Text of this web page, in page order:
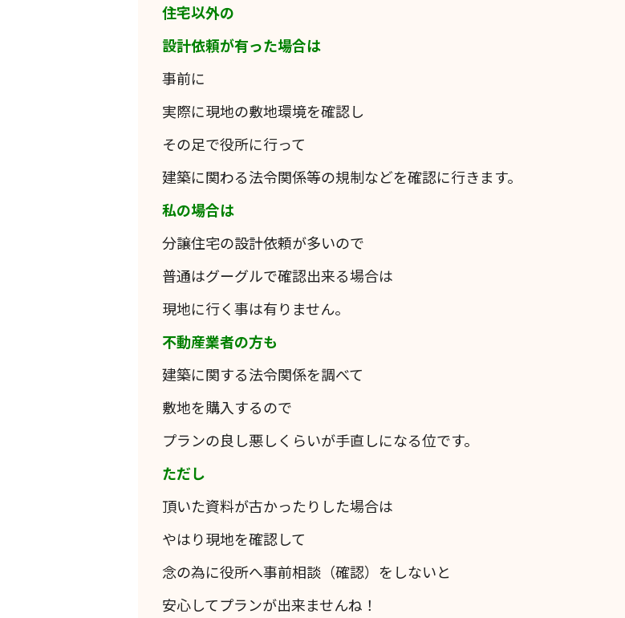
住宅以外の
設計依頼が有った場合は
事前に
実際に現地の敷地環境を確認し
その足で役所に行って
建築に関わる法令関係等の規制などを確認に行きます。
私の場合は
分譲住宅の設計依頼が多いので
普通はグーグルで確認出来る場合は
現地に行く事は有りません。
不動産業者の方も
建築に関する法令関係を調べて
敷地を購入するので
プランの良し悪しくらいが手直しになる位です。
ただし
頂いた資料が古かったりした場合は
やはり現地を確認して
念の為に役所へ事前相談（確認）をしないと
安心してプランが出来ませんね！